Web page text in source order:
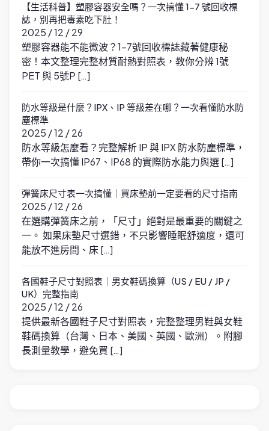
【生活科普】塑膠容器安全嗎？一次搞懂 1-7 號回收標
誌，別再把毒素吃下肚！
2025 / 12 / 29
塑膠容器能不能微波？1-7號回收標誌藏著健康秘
密！本文整理完整材質耐熱對照表，教你分辨 1號
PET 與 5號P […]
防水等級是什麼？IPX、IP 等級差在哪？一次看懂防水防
塵標準
2025 / 12 / 26
防水等級怎麼看？完整解析 IP 與 IPX 防水防塵標準，
帶你一次搞懂 IP67、IP68 的實際防水能力與選 […]
彈簧床尺寸表一次搞懂｜買床墊前一定要看的尺寸指南
2025 / 12 / 26
在選購彈簧床之前，「尺寸」絕對是最重要的關鍵之
一。 如果床墊尺寸選錯，不只影響睡眠舒適度，還可
能放不進房間、床 […]
各國鞋子尺寸對照表｜男女鞋碼換算（US / EU / JP /
UK）完整指南
2025 / 12 / 26
提供最新各國鞋子尺寸對照表，完整整理男鞋與女鞋
鞋碼換算（台灣、日本、美國、英國、歐洲）。附腳
長測量教學，避免買 […]